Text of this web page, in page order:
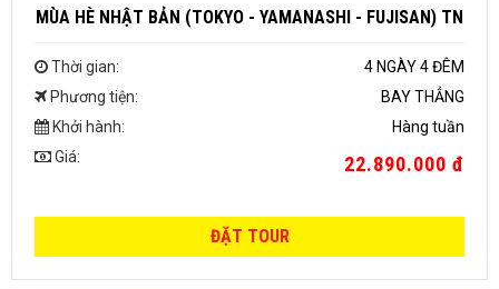
MÙA HÈ NHẬT BẢN (TOKYO - YAMANASHI - FUJISAN) TN
Thời gian:
4 NGÀY 4 ĐÊM
Phương tiện:
BAY THẲNG
Khởi hành:
Hàng tuần
Giá:
22.890.000 đ
ĐẶT TOUR